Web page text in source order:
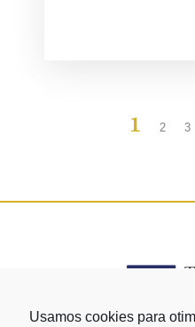
1 2 3
Usamos cookies para